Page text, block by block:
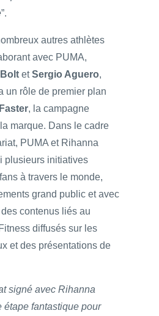
”.
autres athlètes
avec PUMA,
etSergio Aguero,
un rôle de premier plan
, la campagne
marque. Dans le cadre
PUMA et Rihanna
plusieurs initiatives
à travers le monde,
grand public et avec
contenus liés au
diffusés sur les
et des présentations de
signé avec Rihanna
étape fantastique pour